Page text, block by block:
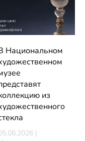
Национальном
из
|